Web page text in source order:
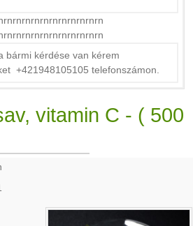
bármi kérdése van kérem
+421948105105 telefonszámon.
vitamin C - ( 500